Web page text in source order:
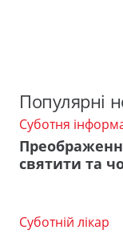
Популярні
Суботня
святити та
Суботній лікар